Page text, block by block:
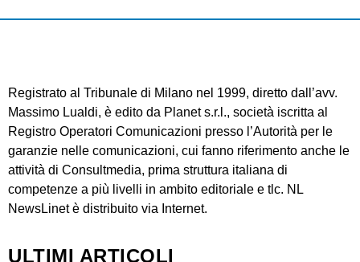
Registrato al Tribunale di Milano nel 1999, diretto dall’avv.
Massimo Lualdi, è edito da Planet s.r.l., società iscritta al
Registro Operatori Comunicazioni presso l’Autorità per le
garanzie nelle comunicazioni, cui fanno riferimento anche le
attività di Consultmedia, prima struttura italiana di
competenze a più livelli in ambito editoriale e tlc. NL
NewsLinet è distribuito via Internet.
ULTIMI ARTICOLI